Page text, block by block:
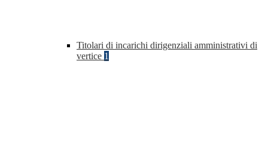
Titolari di incarichi dirigenziali amministrativi di
vertice 1